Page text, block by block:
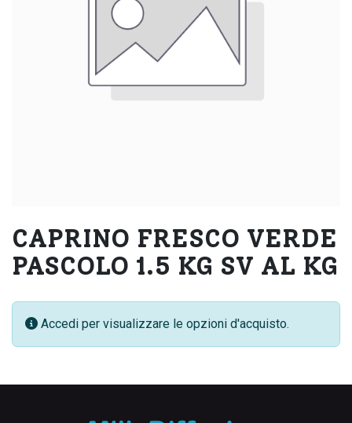
CAPRINO FRESCO VERDE
PASCOLO 1.5 KG SV AL KG
Accedi per visualizzare le opzioni d'acquisto.